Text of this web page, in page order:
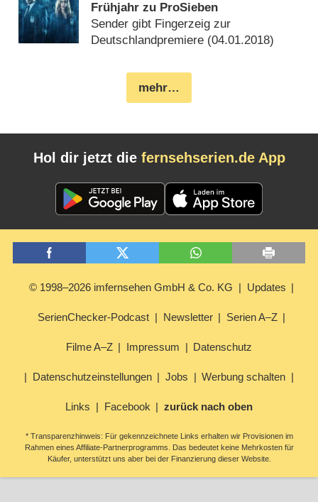
Frühjahr zu ProSieben
Sender gibt Fingerzeig zur
Deutschlandpremiere (04.01.2018)
mehr…
Hol dir jetzt die fernsehserien.de App
© 1998–2026 imfernsehen GmbH & Co. KG Updates
SerienChecker-Podcast Newsletter Serien A–Z
Filme A–Z Impressum Datenschutz
Datenschutzeinstellungen Jobs Werbung schalten
Links Facebook zurück nach oben
* Transparenzhinweis: Für gekennzeichnete Links erhalten wir Provisionen im
Rahmen eines Affiliate-Partnerprogramms. Das bedeutet keine Mehrkosten für
Käufer, unterstützt uns aber bei der Finanzierung dieser Website.